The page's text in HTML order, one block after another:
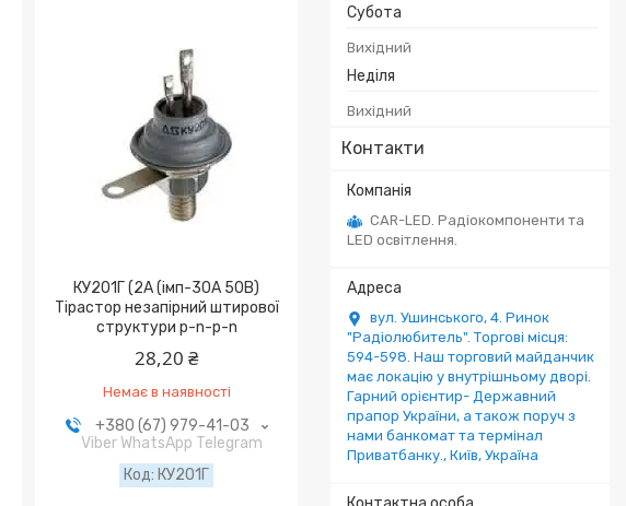
Субота
Вихідний
Неділя
Вихідний
Контакти
CAR-LED. Радіокомпоненти та
LED освітлення.
вул. Ушинського, 4. Ринок
"Радіолюбитель". Торгові місця:
594-598. Наш торговий майданчик
має локацію у внутрішньому дворі.
Гарний орієнтир- Державний
прапор України, а також поруч з
нами банкомат та термінал
Приватбанку., Київ, Україна
КУ201Г (2А (імп-30А 50В)
Тірастор незапірний штирової
структури p-n-p-n
28,20 ₴
Немає в наявності
+380 (67) 979-41-03
Viber WhatsApp Telegram
КУ201Г